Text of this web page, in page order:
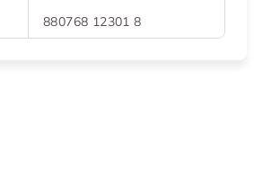
880768 12301 8